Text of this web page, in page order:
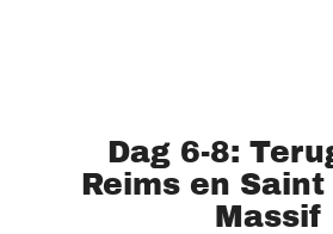
Dag 6-8:
Reims en
Massif